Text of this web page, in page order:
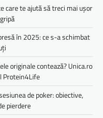
care te ajută să treci mai ușor
în 2025: ce s-a schimbat
originale contează? Unica.ro
Protein4Life
de poker: obiective,
pierdere